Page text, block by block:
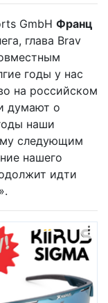
GmbH Франц
глава Brav
годы у нас
на российском
думают о
наши
следующим
нашего
идти